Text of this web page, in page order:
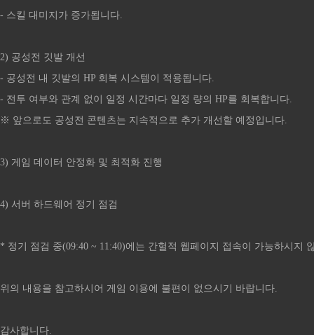
- 스킬 대미지가 증가됩니다.
2) 공성전 깃발 개선
- 공성전 내 깃발의 HP 회복 시스템이 적용됩니다.
- 전투 여부와 관계 없이 일정 시간마다 일정 량의 HP를 회복합니다.
※ 앞으로도 공성전 콘텐츠는 지속적으로 추가 개선할 예정입니다.
3) 게임 데이터 안정화 및 최적화 진행
4) 서버 하드웨어 정기 점검
* 정기 점검 중(09:40 ~ 11:40)에는 간헐적 웹페이지 접속이 가능하시지
위의 내용을 참고하시어 게임 이용에 불편이 없으시기 바랍니다.
감사합니다.​